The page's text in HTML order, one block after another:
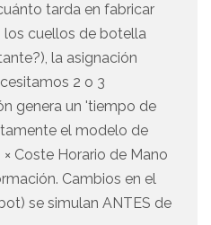
tarda en fabricar
los cuellos de botella
la asignación
2 o 3
genera un 'tiempo de
el modelo de
Coste Horario de Mano
Cambios en el
se simulan ANTES de